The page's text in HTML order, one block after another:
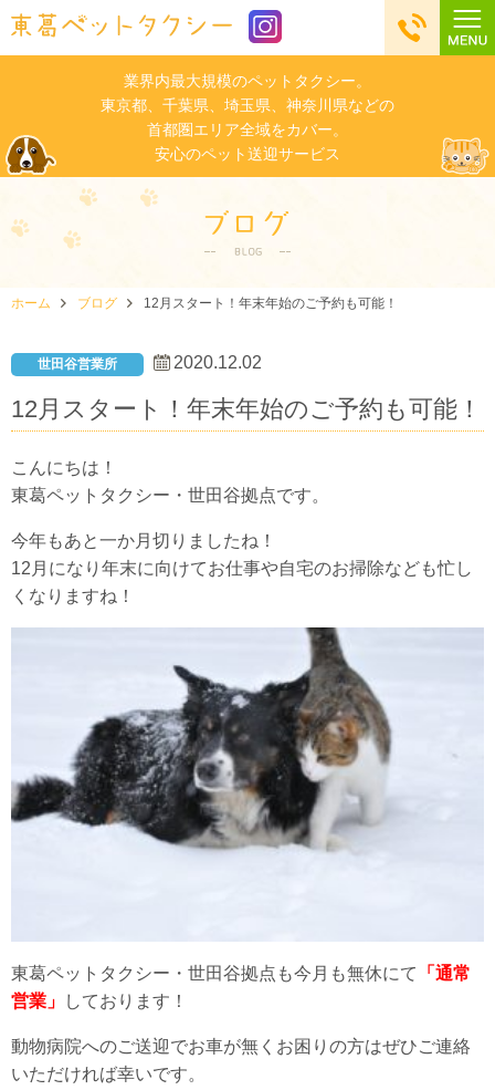
業界内最大規模のペットタクシー。
東京都、千葉県、埼玉県、神奈川県などの
首都圏エリア全域をカバー。
安心のペット送迎サービス
ホーム ブログ 12月スタート！年末年始のご予約も可能！
世田谷営業所 2020.12.02
12月スタート！年末年始のご予約も可能！
こんにちは！
東葛ペットタクシー・世田谷拠点です。
今年もあと一か月切りましたね！
12月になり年末に向けてお仕事や自宅のお掃除なども忙し
くなりますね！
東葛ペットタクシー・世田谷拠点も今月も無休にて
「通常
営業」
しております！
動物病院へのご送迎でお車が無くお困りの方はぜひご連絡
いただければ幸いです。